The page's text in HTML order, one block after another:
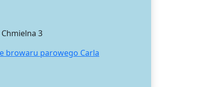
3
browaru parowego Carla